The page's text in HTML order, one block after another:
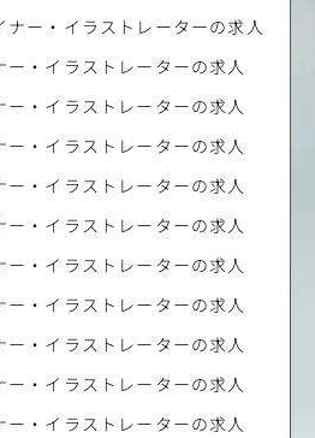
ー・イラストレーターの求人
・イラストレーターの求人
・イラストレーターの求人
・イラストレーターの求人
・イラストレーターの求人
・イラストレーターの求人
・イラストレーターの求人
・イラストレーターの求人
・イラストレーターの求人
・イラストレーターの求人
・イラストレーターの求人